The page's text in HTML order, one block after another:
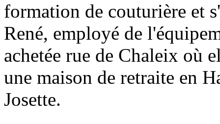
formation de couturière et
René, employé de
achetée rue de Chaleix où
une maison de retraite en
Josette.